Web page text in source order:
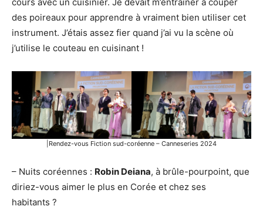
des poireaux pour apprendre à vraiment bien utiliser cet
instrument. J’étais assez fier quand j’ai vu la scène où
j’utilise le couteau en cuisinant !
|Rendez-vous Fiction sud-coréenne – Canneseries 2024
– Nuits coréennes : Robin Deiana, à brûle-pourpoint, que
diriez-vous aimer le plus en Corée et chez ses
habitants ?